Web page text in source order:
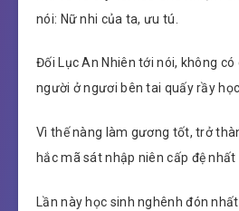
nói: Nữ nhi của ta, ưu tú.
Đối Lục An Nhiên tới nói, không có
người ở ngươi bên tai quấy rầy
Vì thế nàng làm gương tốt, trở
hắc mã sát nhập niên cấp đệ nhất
Lần này học sinh nghênh đón